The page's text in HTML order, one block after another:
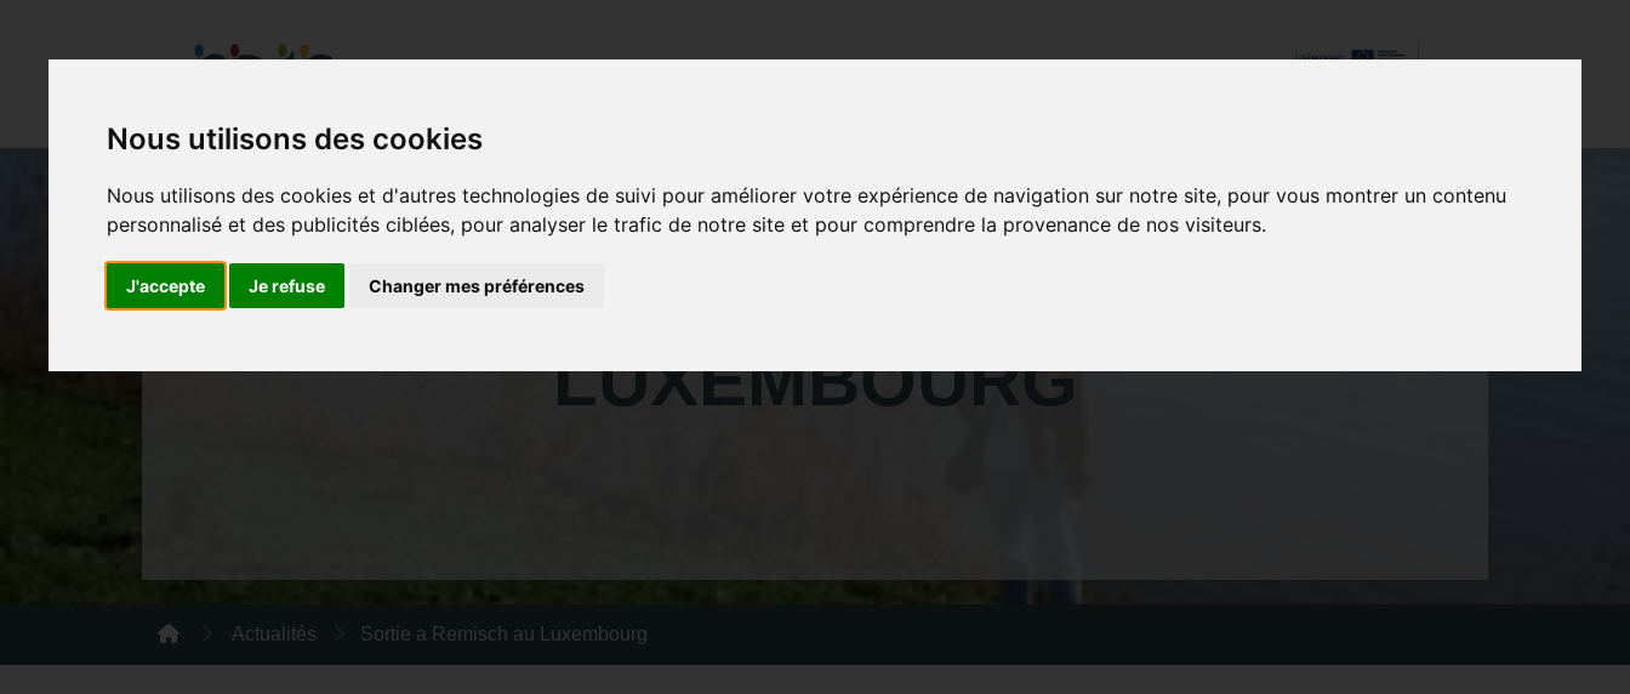
Nous utilisons des cookies
Nous utilisons des cookies et d'autres technologies de suivi pour améliorer votre expérience de navigation sur notre site, pour vous montrer un contenu
personnalisé et des publicités ciblées, pour analyser le trafic de notre site et pour comprendre la provenance de nos visiteurs.
J'accepte Je refuse Changer mes préférences
SORTIE A REMISCH AU
LUXEMBOURG
Actualités Sortie a Remisch au Luxembourg